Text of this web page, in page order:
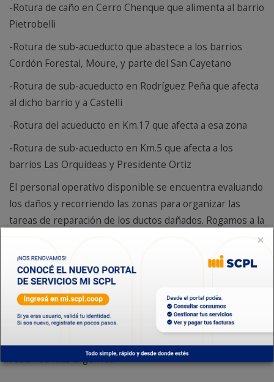
-Rotura de caño en Cerro Chenque que alimenta al barrio
Pietrobelli
-Rotura de sub-acueducto que abastece a los barrios
Cordón Forestal, Moure, y parte del San Cayetano
-Rotura de sub-acueducto en Rodríguez Peña que afecta
al dicho barrio y a Castelli
-Rotura del acueducto en Km.17 que afecta a esa zona
-Rotura de sub-acueducto en Km.5 que afecta a los
barrios Las Orquídeas y Presidente Ortiz
El personal operativo disponible se encuentra evaluando
los daños y recorriendo las zonas para organizar las
tareas de reparación de los ductos dañados. Rogamos a la
dado que aún no se sabe el tiempo que se demorará en
reponer el servicio por las condiciones de anegamiento
para acceder con personal y maquinaria.
Asimismo se informa que se dispone de cuadrillas de los
servicios de agua y cloacas en la calle, con equipos para
sanear, en la medida de lo posible, los taponamientos y
reclamos más urgentes.
×